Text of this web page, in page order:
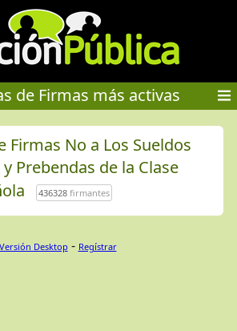
de Firmas más activas
Firmas No a Los Sueldos
Prebendas de la Clase
436328firmantes
Versión Desktop - Regístrar